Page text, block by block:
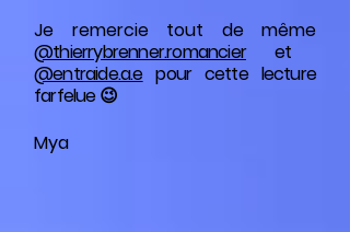
Je remercie tout de même
@thierrybrenner.romancieret
@entraide.a.epour cette lecture
farfelue 😉
Mya